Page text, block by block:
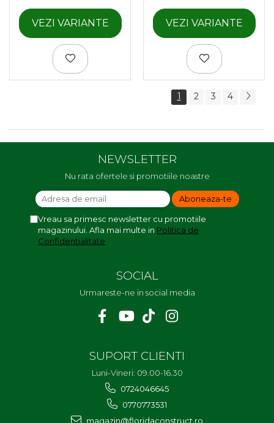
VEZI VARIANTE VEZI VARIANTE
1 2 3 4
NEWSLETTER
Nu rata ofertele si promotiile noastre
Vreau sa primesc newsletter cu promotiile
magazinului. Afla mai multe in Politica de
Confidentialitate
SOCIAL
Urmareste-ne in social media
SUPORT CLIENTI
Luni-Vineri: 09.00-16.30
0724046645
0770773531
magazin@floridaconstruct.ro